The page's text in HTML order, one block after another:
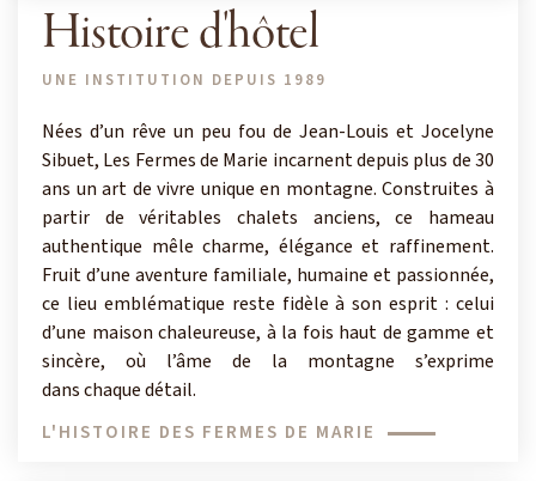
Histoire d'hôtel
UNE INSTITUTION DEPUIS 1989
Nées d’un rêve un peu fou de Jean-Louis et Jocelyne
Sibuet, Les Fermes de Marie incarnent depuis plus de 30
ans un art de vivre unique en montagne. Construites à
partir de véritables chalets anciens, ce hameau
authentique mêle charme, élégance et raffinement.
Fruit d’une aventure familiale, humaine et passionnée,
ce lieu emblématique reste fidèle à son esprit : celui
d’une maison chaleureuse, à la fois haut de gamme et
sincère, où l’âme de la montagne s’exprime
dans chaque détail.
L'HISTOIRE DES FERMES DE MARIE